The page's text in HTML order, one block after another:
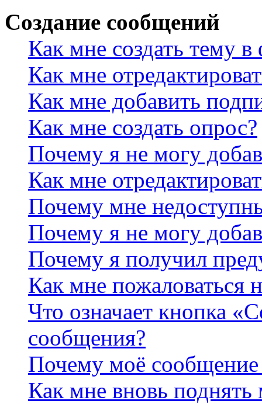
Создание сообщений
Как мне создать тему
Как мне
Как мне добавить
Как мне создать опрос?
Почему я не могу
Как мне
Почему мне
Почему я не могу
Почему я получил
Как мне пожаловаться
Что означает кнопка
сообщения?
Почему моё сообщение
Как мне вновь